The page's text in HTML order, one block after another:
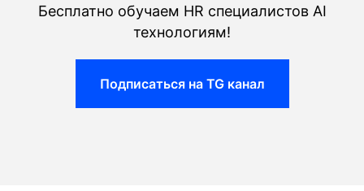
Бесплатно обучаем HR специалистов AI
технологиям!
Подписаться на TG канал